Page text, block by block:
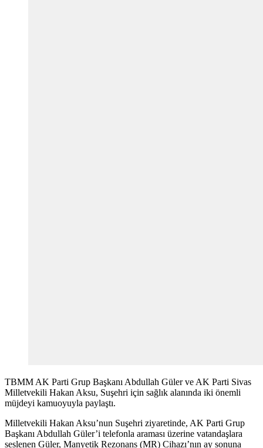
TBMM AK Parti Grup Başkanı Abdullah Güler ve AK Parti Sivas
Milletvekili Hakan Aksu, Suşehri için sağlık alanında iki önemli
müjdeyi kamuoyuyla paylaştı.
Milletvekili Hakan Aksu’nun Suşehri ziyaretinde, AK Parti Grup
Başkanı Abdullah Güler’i telefonla araması üzerine vatandaşlara
seslenen Güler, Manyetik Rezonans (MR) Cihazı’nın ay sonuna